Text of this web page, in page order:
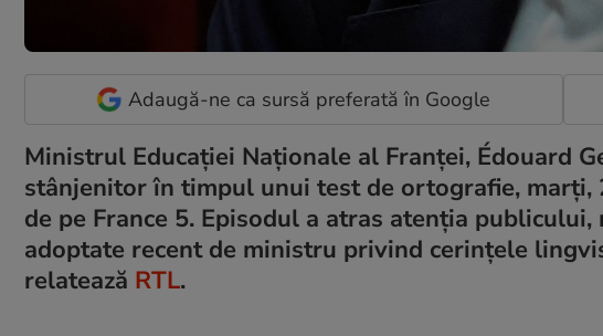
Adaugă-ne ca sursă preferată în Google
Ministrul Educației Naționale al Franței, Édouard
stânjenitor în timpul unui test de ortografie, marți,
de pe France 5. Episodul a atras atenția
adoptate recent de ministru privind cerințele
relatează RTL.